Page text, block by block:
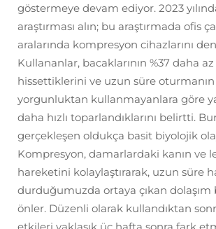
göstermeye devam ediyor. 2023
araştırması alın; bu araştırmada ofis
aralarında kompresyon cihazlarını
Kullananlar, bacaklarının %37 daha az
hissettiklerini ve uzun süre oturmanın
yorgunluktan kullanmayanlara göre
daha hızlı toparlandıklarını belirtti.
gerçekleşen oldukça basit biyolojik
Kompresyon, damarlardaki kanın ve
hareketini kolaylaştırarak, uzun süre
durduğumuzda ortaya çıkan
önler. Düzenli olarak kullandıktan